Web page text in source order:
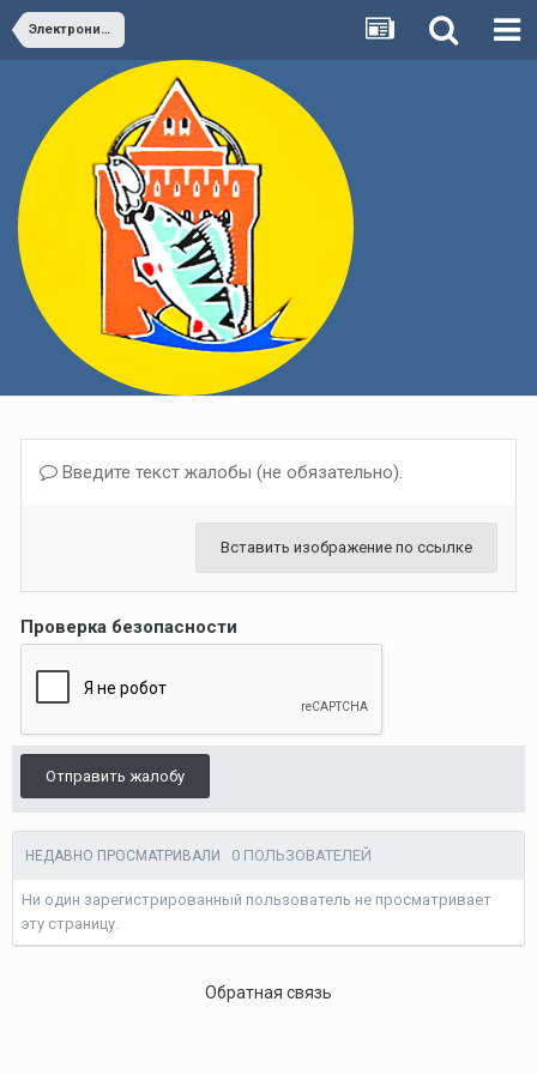
Электроника, бытовая техника и т.п.(КУПЛЯ - ПРОДАЖА)
Введите текст жалобы (не обязательно).
Вставить изображение по ссылке
Проверка безопасности
Отправить жалобу
НЕДАВНО ПРОСМАТРИВАЛИ 0 ПОЛЬЗОВАТЕЛЕЙ
Ни один зарегистрированный пользователь не просматривает
эту страницу.
Обратная связь